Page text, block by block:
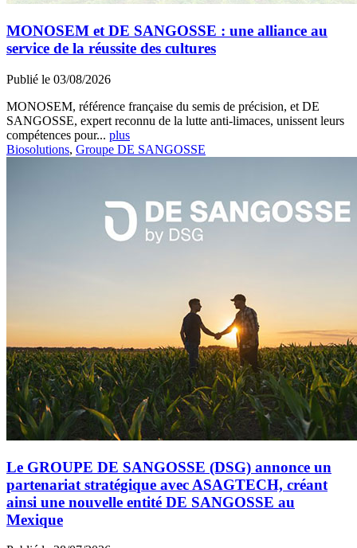
MONOSEM et DE SANGOSSE : une alliance au
service de la réussite des cultures
Publié le 03/08/2026
MONOSEM, référence française du semis de précision, et DE
SANGOSSE, expert reconnu de la lutte anti-limaces, unissent leurs
compétences pour... plus
Biosolutions, Groupe DE SANGOSSE
Le GROUPE DE SANGOSSE (DSG) annonce un
partenariat stratégique avec ASAGTECH, créant
ainsi une nouvelle entité DE SANGOSSE au
Mexique